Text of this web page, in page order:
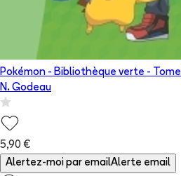
Pokémon - Bibliothèque verte - Tome
N. Godeau
5,90 €
Alertez-moi par emailAlerte email